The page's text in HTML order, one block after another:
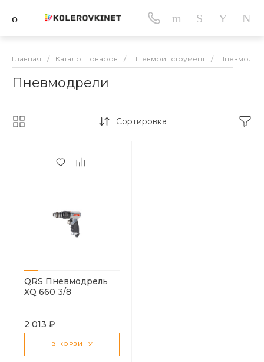
Главная / Каталог товаров / Пневмоинструмент /
Пневмодрели
Сортировка
QRS Пневмодрель
XQ 660 3/8
2 013 ₽
В КОРЗИНУ